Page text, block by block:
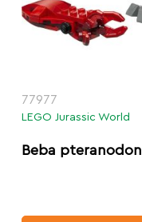
77977
LEGO Jurassic World
Beba pteranodon